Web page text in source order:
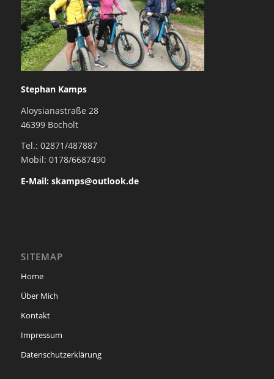
Stephan Kamps
Aloysianastraße 28
46399 Bocholt
Tel.: 02871/487887
Mobil: 0178/6687490
E-Mail: skamps@outlook.de
SITEMAP
Home
Über Mich
Kontakt
Impressum
Datenschutzerklärung